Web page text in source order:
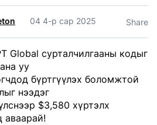
04 4-р сар 2025 Share
Global сурталчилгааны кодыг
уу
бүртгүүлэх боломжтой
нээдэг
$3,580 хүртэлх
аваарай!